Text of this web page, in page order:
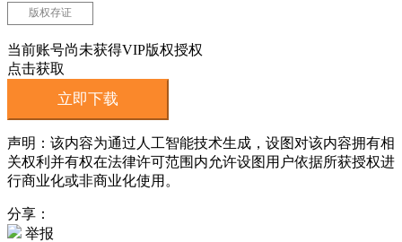
版权存证
当前账号尚未获得VIP版权授权
点击获取
立即下载
声明：该内容为通过人工智能技术生成，设图对该内容拥有相
关权利并有权在法律许可范围内允许设图用户依据所获授权进
行商业化或非商业化使用。
分享：
举报